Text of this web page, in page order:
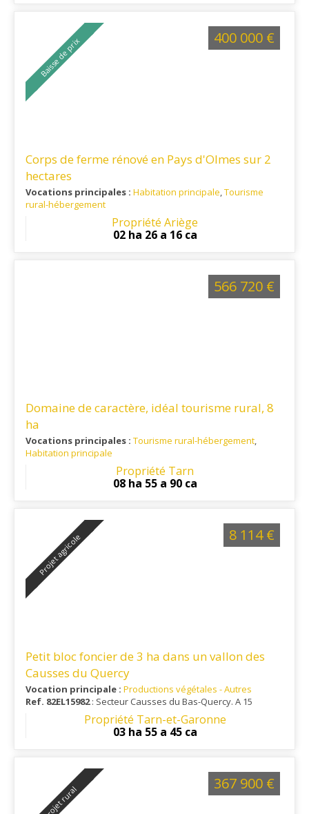
Baisse de prix
Corps de ferme rénové en Pays d'Olmes sur 2
hectares
Vocations principales : Habitation principale,Tourisme
rural-hébergement
: Située en pays d'Olmes, à 10 minutes des
commerces, écoles et commodités.
Propriété Ariège
02 ha 26 a 16 ca
400 000 €
Domaine de caractère, idéal tourisme rural, 8
ha
Vocations principales : Tourisme rural-hébergement,
Habitation principale
: Situé à 20 min de Gaillac, à 30 min de
Montauban, 40 min d'Albi, 1h de Toulouse et l'aéroport
Propriété Tarn
08 ha 55 a 90 ca
566 720 €
Projet agricole
Petit bloc foncier de 3 ha dans un vallon des
Causses du Quercy
Vocation principale : Productions végétales - Autres
Ref. 82EL15982: Secteur Causses du Bas-Quercy. A 15
minutes environ de Caylus.Propriété Tarn-et-Garonne
03 ha 55 a 45 ca
8 114 €
Projet rural
367 900 €